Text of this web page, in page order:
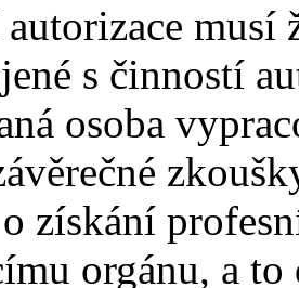
musí
s činností
osoba
získání
orgánu, a to